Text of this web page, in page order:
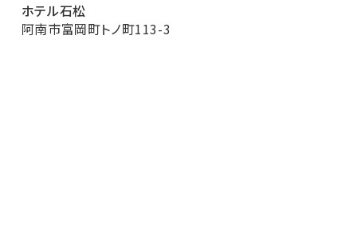
ホテル石松
阿南市富岡町トノ町113-3